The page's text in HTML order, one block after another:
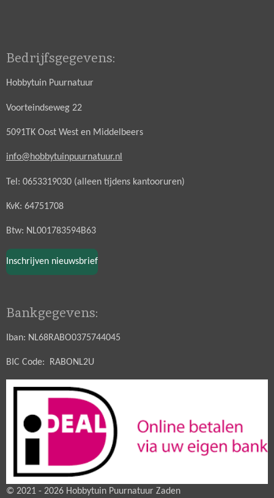
Bedrijfsgegevens:
Hobbytuin Puurnatuur
Voorteindseweg 22
5091TK Oost West en Middelbeers
info@hobbytuinpuurnatuur.nl
Tel: 0653319030 (alleen tijdens kantooruren)
KvK: 64751708
Btw: NL001783594B63
Inschrijven nieuwsbrief
Bankgegevens:
Iban: NL68RABO0375744045
BIC Code: RABONL2U
© 2021 - 2026 Hobbytuin Puurnatuur Zaden